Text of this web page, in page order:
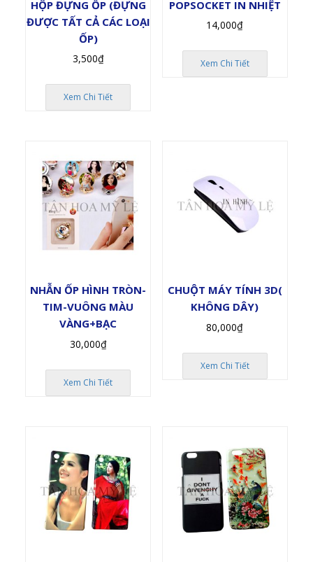
HỘP ĐỰNG ỐP (ĐỰNG
ĐƯỢC TẤT CẢ CÁC LOẠI
ỐP)
3,500₫
Xem Chi Tiết
POPSOCKET IN NHIỆT
14,000₫
Xem Chi Tiết
NHẪN ỐP HÌNH TRÒN-
TIM-VUÔNG MÀU
VÀNG+BẠC
30,000₫
Xem Chi Tiết
CHUỘT MÁY TÍNH 3D(
KHÔNG DÂY)
80,000₫
Xem Chi Tiết